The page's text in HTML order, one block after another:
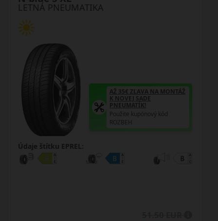
LETNÁ PNEUMATIKA
AŽ 35€ ZĽAVA NA MONTÁŽ
K NOVEJ SADE
PNEUMATÍK!
Použite kupónový kód
Údaje štítku EPREL: